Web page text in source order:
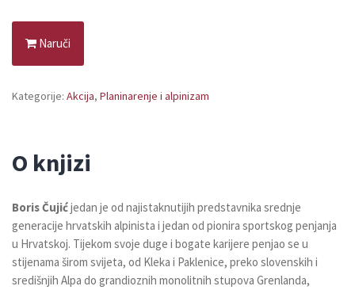
Naruči
Kategorije: Akcija, Planinarenje i alpinizam
O knjizi
Boris Čujićjedan je od najistaknutijih predstavnika srednje
generacije hrvatskih alpinista i jedan od pionira sportskog penjanja
u Hrvatskoj. Tijekom svoje duge i bogate karijere penjao se u
stijenama širom svijeta, od Kleka i Paklenice, preko slovenskih i
središnjih Alpa do grandioznih monolitnih stupova Grenlanda,